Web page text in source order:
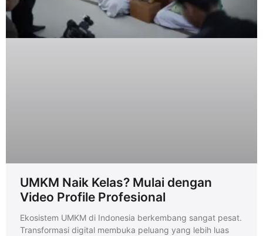
UMKM Naik Kelas? Mulai dengan
Video Profile Profesional
Ekosistem UMKM di Indonesia berkembang sangat pesat.
Transformasi digital membuka peluang yang lebih luas